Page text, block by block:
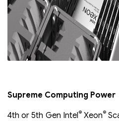
Supreme Computing Power
4th or 5th Gen Intel®Xeon®